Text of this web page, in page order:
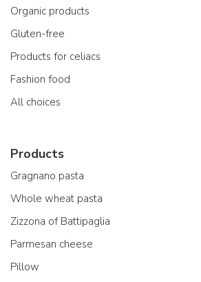
Organic products
Gluten-free
Products for celiacs
Fashion food
All choices
Products
Gragnano pasta
Whole wheat pasta
Zizzona of Battipaglia
Parmesan cheese
Pillow